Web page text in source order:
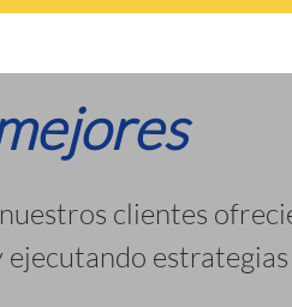
clientes